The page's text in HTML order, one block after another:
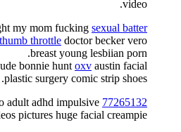
video.
my mom fucking sexual batter
throttle doctor becker vero
breast young lesbiian porn.
bonnie hunt oxv austin facial
plastic surgery comic strip shoes.
adult adhd impulsive 77265132
pictures huge facial creampie.